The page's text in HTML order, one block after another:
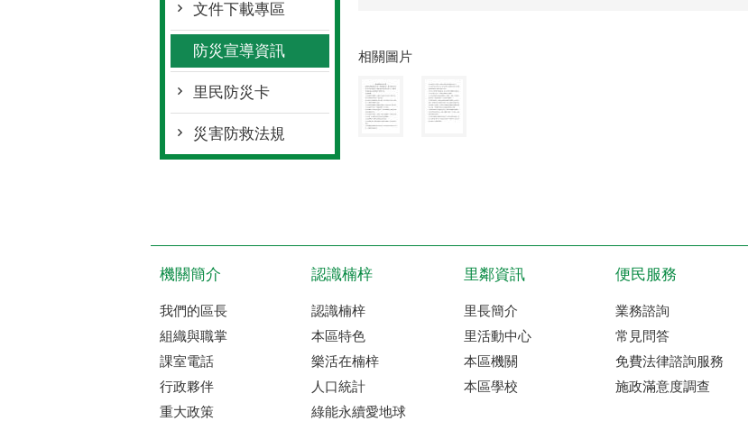
文件下載專區
防災宣導資訊
里民防災卡
災害防救法規
相關圖片
機關簡介
我們的區長
組織與職掌
課室電話
行政夥伴
重大政策
認識楠梓
認識楠梓
本區特色
樂活在楠梓
人口統計
綠能永續愛地球
里鄰資訊
里長簡介
里活動中心
本區機關
本區學校
便民服務
業務諮詢
常見問答
免費法律諮詢服務
施政滿意度調查